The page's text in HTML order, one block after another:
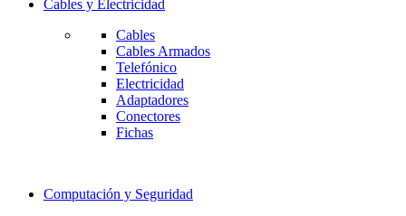
Cables y Electricidad
Cables
Cables Armados
Telefónico
Electricidad
Adaptadores
Conectores
Fichas
Computación y Seguridad